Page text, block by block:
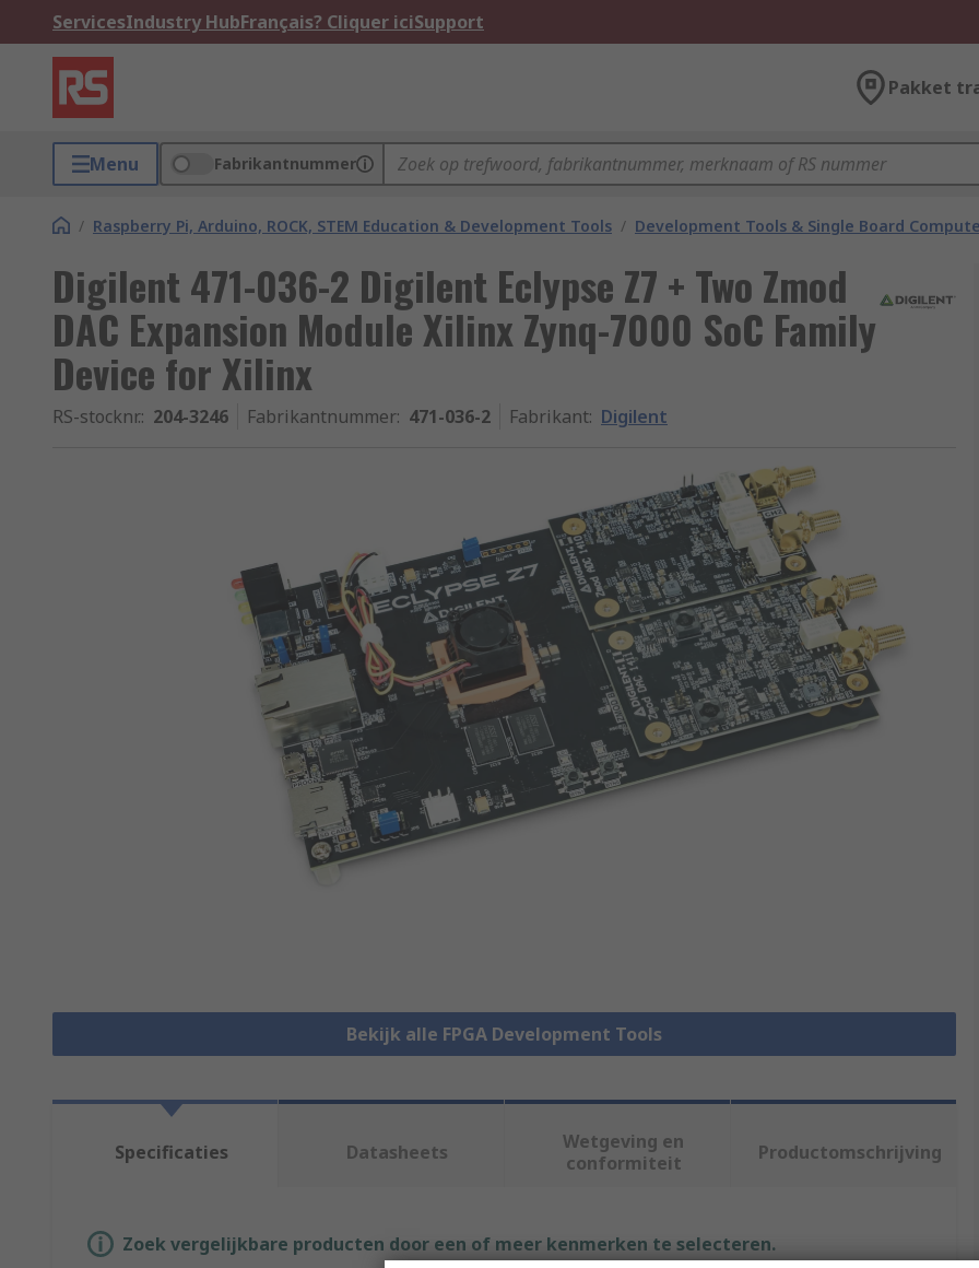
ServicesIndustry HubFrançais? Cliquer iciSupport
Pakket
Menu Fabrikantnummer
/ Raspberry Pi, Arduino, ROCK, STEM Education & Development Tools / Development Tools & Single Board
Digilent 471-036-2 Digilent Eclypse Z7 + Two Zmod
DAC Expansion Module Xilinx Zynq-7000 SoC Family
Device for Xilinx
RS-stocknr.: 204-3246 Fabrikantnummer: 471-036-2 Fabrikant: Digilent
Bekijk alle FPGA Development Tools
Specificaties Datasheets
Wetgeving en
conformiteit
Productomschrijving
Zoek vergelijkbare producten door een of meer kenmerken te selecteren.